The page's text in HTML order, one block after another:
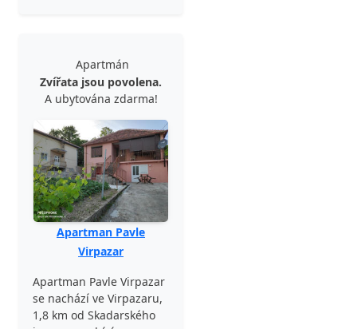
Apartmán
Zvířata jsou povolena.
A ubytována zdarma!
Apartman Pavle
Virpazar
Apartman Pavle Virpazar
se nachází ve Virpazaru,
1,8 km od Skadarského